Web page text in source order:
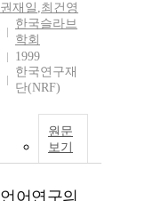
권재일 ,최건영
한국슬라브
학회
1999
한국연구재
단(NRF)
원문
보기
언어연구의